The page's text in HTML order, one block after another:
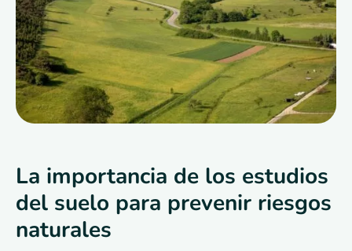
ES
La importancia de los estudios
del suelo para prevenir riesgos
naturales